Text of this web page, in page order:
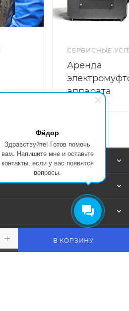
Фёдор
Здравствуйте! Готов помочь
вам. Напишите мне и оставьте
контакты, если у вас появятся
вопросы.
В КОРЗИНУ
СЕРВИСНЫЕ
Аренда
аппарата